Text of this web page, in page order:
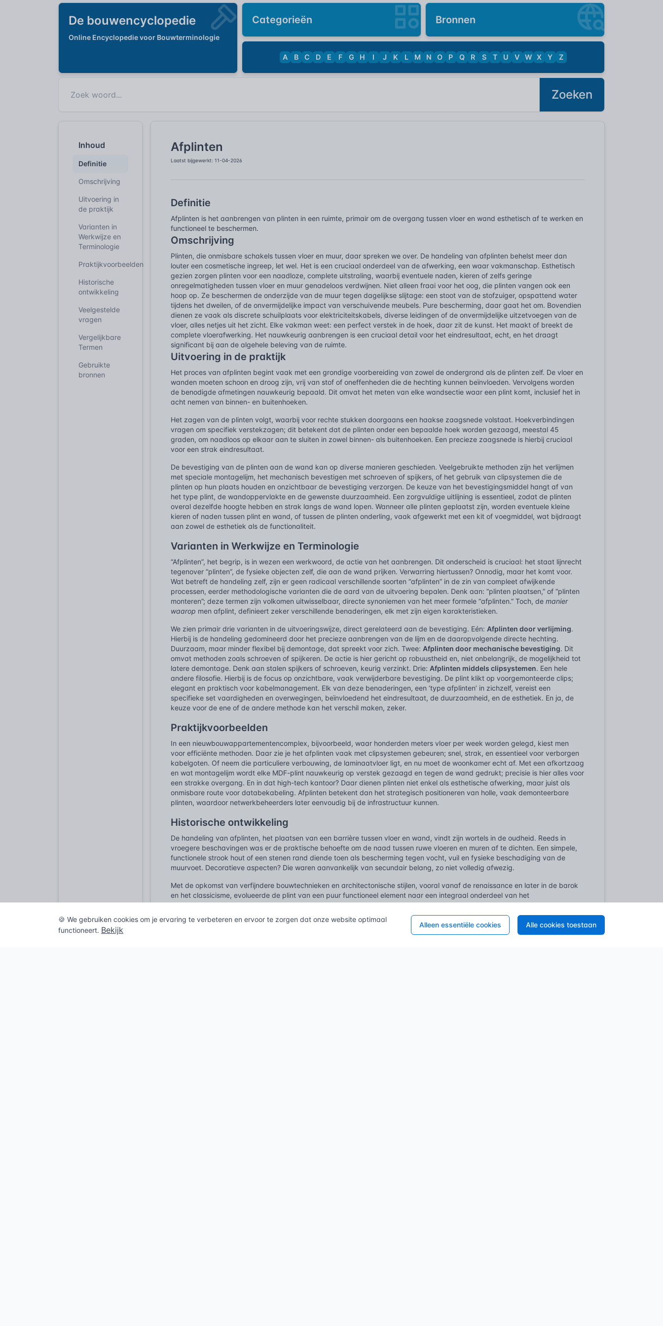
De bouwencyclopedie
Online Encyclopedie voor Bouwterminologie
Categorieën Bronnen
A B C D E F G H I J K L M N O P Q R S T U V W X Y Z
Zoeken
Inhoud
Definitie
Omschrijving
Uitvoering in
de praktijk
Varianten in
Werkwijze en
Terminologie
Praktijkvoorbeelden
Historische
ontwikkeling
Veelgestelde
vragen
Vergelijkbare
Termen
Gebruikte
bronnen
Afplinten
Laatst bijgewerkt: 11-04-2026
Definitie
Afplinten is het aanbrengen van plinten in een ruimte, primair om de overgang tussen vloer en wand esthetisch af te werken en
functioneel te beschermen.
Omschrijving
Plinten, die onmisbare schakels tussen vloer en muur, daar spreken we over. De handeling van afplinten behelst meer dan
louter een cosmetische ingreep, let wel. Het is een cruciaal onderdeel van de afwerking, een waar vakmanschap. Esthetisch
gezien zorgen plinten voor een naadloze, complete uitstraling, waarbij eventuele naden, kieren of zelfs geringe
onregelmatigheden tussen vloer en muur genadeloos verdwijnen. Niet alleen fraai voor het oog, die plinten vangen ook een
hoop op. Ze beschermen de onderzijde van de muur tegen dagelijkse slijtage: een stoot van de stofzuiger, opspattend water
tijdens het dweilen, of de onvermijdelijke impact van verschuivende meubels. Pure bescherming, daar gaat het om. Bovendien
dienen ze vaak als discrete schuilplaats voor elektriciteitskabels, diverse leidingen of de onvermijdelijke uitzetvoegen van de
vloer, alles netjes uit het zicht. Elke vakman weet: een perfect verstek in de hoek, daar zit de kunst. Het maakt of breekt de
complete vloerafwerking. Het nauwkeurig aanbrengen is een cruciaal detail voor het eindresultaat, echt, en het draagt
significant bij aan de algehele beleving van de ruimte.
Uitvoering in de praktijk
Het proces van afplinten begint vaak met een grondige voorbereiding van zowel de ondergrond als de plinten zelf. De vloer en
wanden moeten schoon en droog zijn, vrij van stof of oneffenheden die de hechting kunnen beïnvloeden. Vervolgens worden
de benodigde afmetingen nauwkeurig bepaald. Dit omvat het meten van elke wandsectie waar een plint komt, inclusief het in
acht nemen van binnen- en buitenhoeken.
Het zagen van de plinten volgt, waarbij voor rechte stukken doorgaans een haakse zaagsnede volstaat. Hoekverbindingen
vragen om specifiek verstekzagen; dit betekent dat de plinten onder een bepaalde hoek worden gezaagd, meestal 45
graden, om naadloos op elkaar aan te sluiten in zowel binnen- als buitenhoeken. Een precieze zaagsnede is hierbij cruciaal
voor een strak eindresultaat.
De bevestiging van de plinten aan de wand kan op diverse manieren geschieden. Veelgebruikte methoden zijn het verlijmen
met speciale montagelijm, het mechanisch bevestigen met schroeven of spijkers, of het gebruik van clipsystemen die de
plinten op hun plaats houden en onzichtbaar de bevestiging verzorgen. De keuze van het bevestigingsmiddel hangt af van
het type plint, de wandoppervlakte en de gewenste duurzaamheid. Een zorgvuldige uitlijning is essentieel, zodat de plinten
overal dezelfde hoogte hebben en strak langs de wand lopen. Wanneer alle plinten geplaatst zijn, worden eventuele kleine
kieren of naden tussen plint en wand, of tussen de plinten onderling, vaak afgewerkt met een kit of voegmiddel, wat bijdraagt
aan zowel de esthetiek als de functionaliteit.
Varianten in Werkwijze en Terminologie
“Afplinten”, het begrip, is in wezen een werkwoord, de actie van het aanbrengen. Dit onderscheid is cruciaal: het staat lijnrecht
tegenover “plinten”, de fysieke objecten zelf, die aan de wand prijken. Verwarring hiertussen? Onnodig, maar het komt voor.
Wat betreft de handeling zelf, zijn er geen radicaal verschillende soorten “afplinten” in de zin van compleet afwijkende
processen, eerder methodologische varianten die de aard van de uitvoering bepalen. Denk aan: “plinten plaatsen,” of “plinten
monteren”; deze termen zijn volkomen uitwisselbaar, directe synoniemen van het meer formele “afplinten.” Toch, demanier
waarop men afplint, definieert zeker verschillende benaderingen, elk met zijn eigen karakteristieken.
We zien primair drie varianten in de uitvoeringswijze, direct gerelateerd aan de bevestiging. Eén: Afplinten door verlijming.
Hierbij is de handeling gedomineerd door het precieze aanbrengen van de lijm en de daaropvolgende directe hechting.
Duurzaam, maar minder flexibel bij demontage, dat spreekt voor zich. Twee: Afplinten door mechanische bevestiging. Dit
omvat methoden zoals schroeven of spijkeren. De actie is hier gericht op robuustheid en, niet onbelangrijk, de mogelijkheid tot
latere demontage. Denk aan stalen spijkers of schroeven, keurig verzinkt. Drie: Afplinten middels clipsystemen. Een hele
andere filosofie. Hierbij is de focus op onzichtbare, vaak verwijderbare bevestiging. De plint klikt op voorgemonteerde clips;
elegant en praktisch voor kabelmanagement. Elk van deze benaderingen, een ‘type afplinten’ in zichzelf, vereist een
specifieke set vaardigheden en overwegingen, beïnvloedend het eindresultaat, de duurzaamheid, en de esthetiek. En ja, de
keuze voor de ene of de andere methode kan het verschil maken, zeker.
Praktijkvoorbeelden
In een nieuwbouwappartementencomplex, bijvoorbeeld, waar honderden meters vloer per week worden gelegd, kiest men
voor efficiënte methoden. Daar zie je het afplinten vaak met clipsystemen gebeuren; snel, strak, en essentieel voor verborgen
kabelgoten. Of neem die particuliere verbouwing, de laminaatvloer ligt, en nu moet de woonkamer echt af. Met een afkortzaag
en wat montagelijm wordt elke MDF-plint nauwkeurig op verstek gezaagd en tegen de wand gedrukt; precisie is hier alles voor
een strakke overgang. En in dat high-tech kantoor? Daar dienen plinten niet enkel als esthetische afwerking, maar juist als
onmisbare route voor databekabeling. Afplinten betekent dan het strategisch positioneren van holle, vaak demonteerbare
plinten, waardoor netwerkbeheerders later eenvoudig bij de infrastructuur kunnen.
Historische ontwikkeling
De handeling van afplinten, het plaatsen van een barrière tussen vloer en wand, vindt zijn wortels in de oudheid. Reeds in
vroegere beschavingen was er de praktische behoefte om de naad tussen ruwe vloeren en muren af te dichten. Een simpele,
functionele strook hout of een stenen rand diende toen als bescherming tegen vocht, vuil en fysieke beschadiging van de
muurvoet. Decoratieve aspecten? Die waren aanvankelijk van secundair belang, zo niet volledig afwezig.
Met de opkomst van verfijndere bouwtechnieken en architectonische stijlen, vooral vanaf de renaissance en later in de barok
en het classicisme, evolueerde de plint van een puur functioneel element naar een integraal onderdeel van het
interieurontwerp. Plinten kregen geprofileerde vormen, werden vaak hoger en weelderiger, passend bij de grandeur van de
desbetreffende architectuur. Het afplinten werd een ambachtelijk proces, waarbij het nauwkeurig zagen van verstekhoeken
en het afwerken van naden essentieel waren voor het esthetische resultaat.
🍪 We gebruiken cookies om je ervaring te verbeteren en ervoor te zorgen dat onze website optimaal
functioneert. Bekijk
Alleen essentiële cookies Alle cookies toestaan